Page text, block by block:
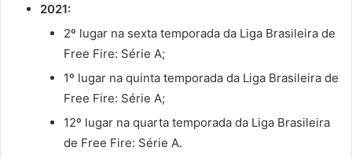
2021:
2º lugar na sexta temporada da Liga Brasileira de
Free Fire: Série A;
1º lugar na quinta temporada da Liga Brasileira de
Free Fire: Série A;
12º lugar na quarta temporada da Liga Brasileira
de Free Fire: Série A.